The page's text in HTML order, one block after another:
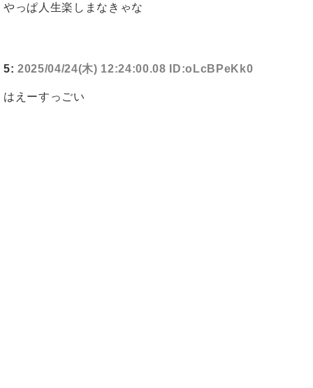
やっぱ人生楽しまなきゃな
5: 2025/04/24(木) 12:24:00.08 ID:oLcBPeKk0
はえーすっごい